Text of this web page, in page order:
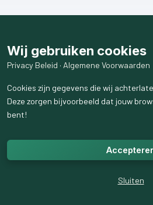
Wij gebruiken cookies
Privacy Beleid · Algemene Voorwaarden
Cookies zijn gegevens die wij
Deze zorgen bijvoorbeeld dat jouw
bent!
Sluiten